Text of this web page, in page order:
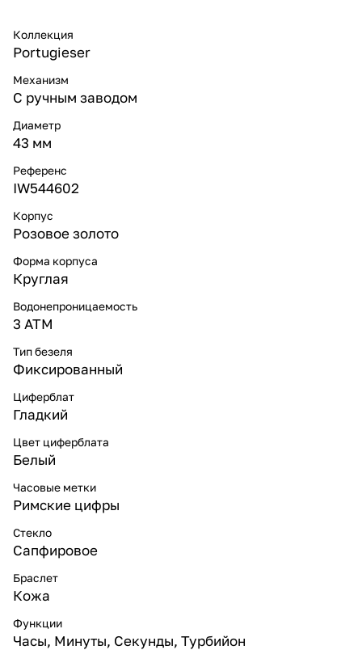
Коллекция
Portugieser
Механизм
С ручным заводом
Диаметр
43 мм
Референс
IW544602
Корпус
Розовое золото
Форма корпуса
Круглая
Водонепроницаемость
3 ATM
Тип безеля
Фиксированный
Циферблат
Гладкий
Цвет циферблата
Белый
Часовые метки
Римские цифры
Стекло
Сапфировое
Браслет
Кожа
Функции
Часы, Минуты, Секунды, Турбийон